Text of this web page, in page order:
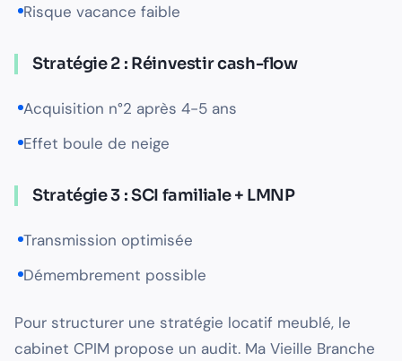
Risque vacance faible
Stratégie 2 : Réinvestir cash-flow
Acquisition n°2 après 4-5 ans
Effet boule de neige
Stratégie 3 : SCI familiale + LMNP
Transmission optimisée
Démembrement possible
Pour structurer une stratégie locatif meublé, le
cabinet CPIM propose un audit. Ma Vieille Branche